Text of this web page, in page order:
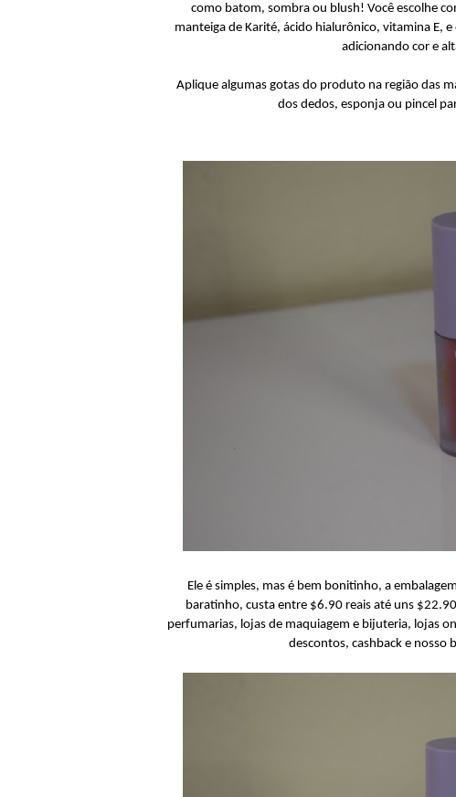
como batom, sombra ou blush! Você escolhe
manteiga de Karité, ácido hialurônico, vitamina E,
adicionando cor e
Aplique algumas gotas do produto na região das
dos dedos, esponja ou pincel
Ele é simples, mas é bem bonitinho, a
baratinho, custa entre $6.90 reais até uns
perfumarias, lojas de maquiagem e bijuteria, lojas
descontos, cashback e nosso